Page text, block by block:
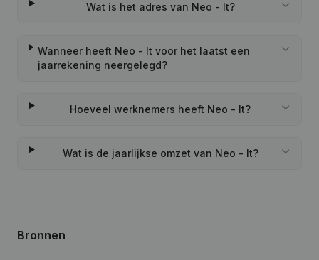
Wat is het adres van Neo - It?
Wanneer heeft Neo - It voor het laatst een
jaarrekening neergelegd?
Hoeveel werknemers heeft Neo - It?
Wat is de jaarlijkse omzet van Neo - It?
Bronnen